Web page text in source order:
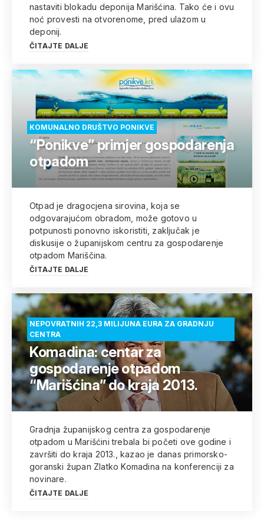
nastaviti blokadu deponija Marišćina. Tako će i ovu
noć provesti na otvorenome, pred ulazom u
deponij.
ČITAJTE DALJE
KOMUNALNO DRUŠTVO PONIKVE
“Ponikve” primjer gospodarenja
otpadom
Otpad je dragocjena sirovina, koja se
odgovarajućom obradom, može gotovo u
potpunosti ponovno iskoristiti, zaključak je
diskusije o županijskom centru za gospodarenje
otpadom Mariščina.
ČITAJTE DALJE
NEPOVRATNIH 22,3 MILIJUNA EURA ZA GRADNJU
CENTRA
Komadina: centar za
gospodarenje otpadom
“Marišćina” do kraja 2013.
Gradnja županijskog centra za gospodarenje
otpadom u Marišćini trebala bi početi ove godine i
završiti do kraja 2013., kazao je danas primorsko-
goranski župan Zlatko Komadina na konferenciji za
novinare.
ČITAJTE DALJE